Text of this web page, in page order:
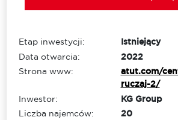
Etap inwestycji:
Istniejący
Data otwarcia:
2022
Strona www:
atut.com/
ruczaj-2/
Inwestor:
KG Group
Liczba najemców:
20